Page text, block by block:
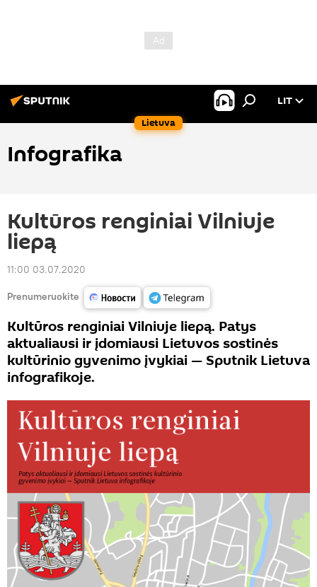
Lietuva
LIT
Infografika
Kultūros renginiai Vilniuje
liepą
11:00 03.07.2020
Prenumeruokite
Kultūros renginiai Vilniuje liepą. Patys
aktualiausi ir įdomiausi Lietuvos sostinės
kultūrinio gyvenimo įvykiai — Sputnik Lietuva
infografikoje.